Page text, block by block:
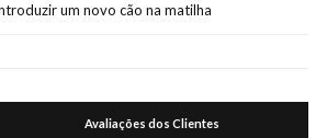
um novo cão na matilha
Avaliações dos Clientes